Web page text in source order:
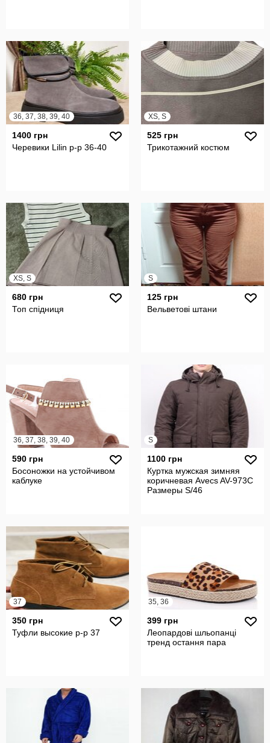
36, 37, 38, 39, 40
1400 грн
Черевики Lilin р-р 36-40
XS, S
525 грн
Трикотажний костюм
XS, S
680 грн
Топ спідниця
S
125 грн
Вельветові штани
36, 37, 38, 39, 40
590 грн
Босоножки на устойчивом
каблуке
S
1100 грн
Куртка мужская зимняя
коричневая Avecs AV-973С
Размеры S/46
37
350 грн
Туфли высокие р-р 37
35, 36
399 грн
Леопардові шльопанці
тренд остання пара